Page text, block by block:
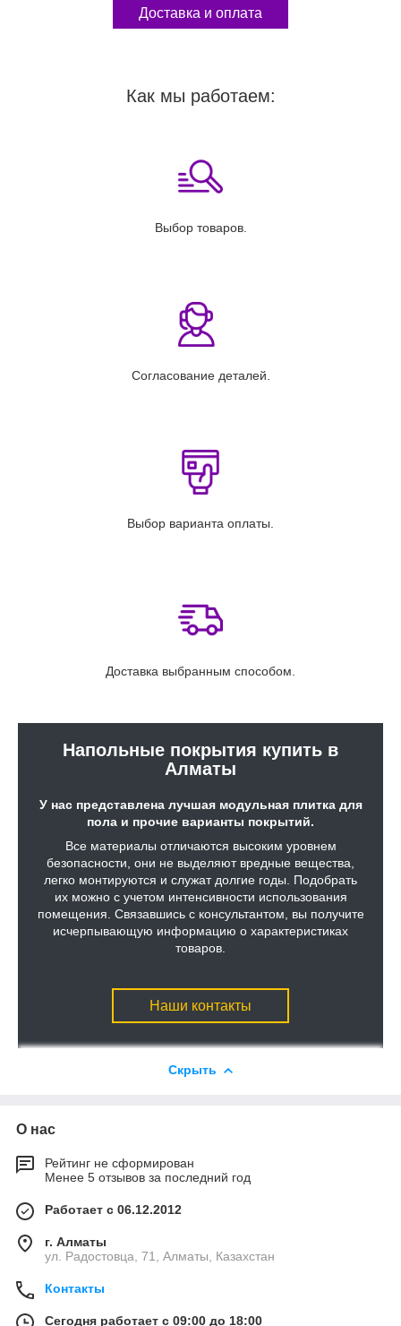
Доставка и оплата
Как мы работаем:
Выбор товаров.
Согласование деталей.
Выбор варианта оплаты.
Доставка выбранным способом.
Напольные покрытия купить в
Алматы
У нас представлена лучшая модульная плитка для
пола и прочие варианты покрытий.
Все материалы отличаются высоким уровнем
безопасности, они не выделяют вредные вещества,
легко монтируются и служат долгие годы. Подобрать
их можно с учетом интенсивности использования
помещения. Связавшись с консультантом, вы получите
исчерпывающую информацию о характеристиках
товаров.
Наши контакты
Скрыть
О нас
Рейтинг не сформирован
Менее 5 отзывов за последний год
Работает с 06.12.2012
г. Алматы
ул. Радостовца, 71, Алматы, Казахстан
Контакты
Сегодня работает с 09:00 до 18:00